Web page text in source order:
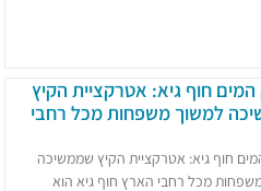
חוף גיא: אטרקציית הקיץ
למשוך משפחות מכל רחבי
חוף גיא: אטרקציית הקיץ שממשיכה
מכל רחבי הארץ חוף גיא הוא